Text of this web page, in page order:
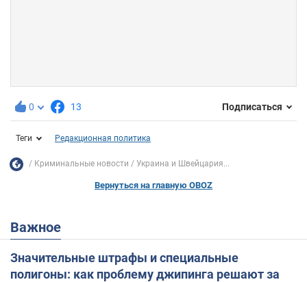
0 13 Подписаться
Теги Редакционная политика
Криминальные новости Украина и Швейцария...
Вернуться на главную OBOZ
Важное
Значительные штрафы и специальные
полигоны: как проблему джипинга решают за